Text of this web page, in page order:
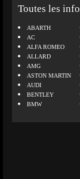
Toutes les
ABARTH
AC
ALFA ROMEO
ALLARD
AMG
ASTON MARTIN
AUDI
BENTLEY
BMW